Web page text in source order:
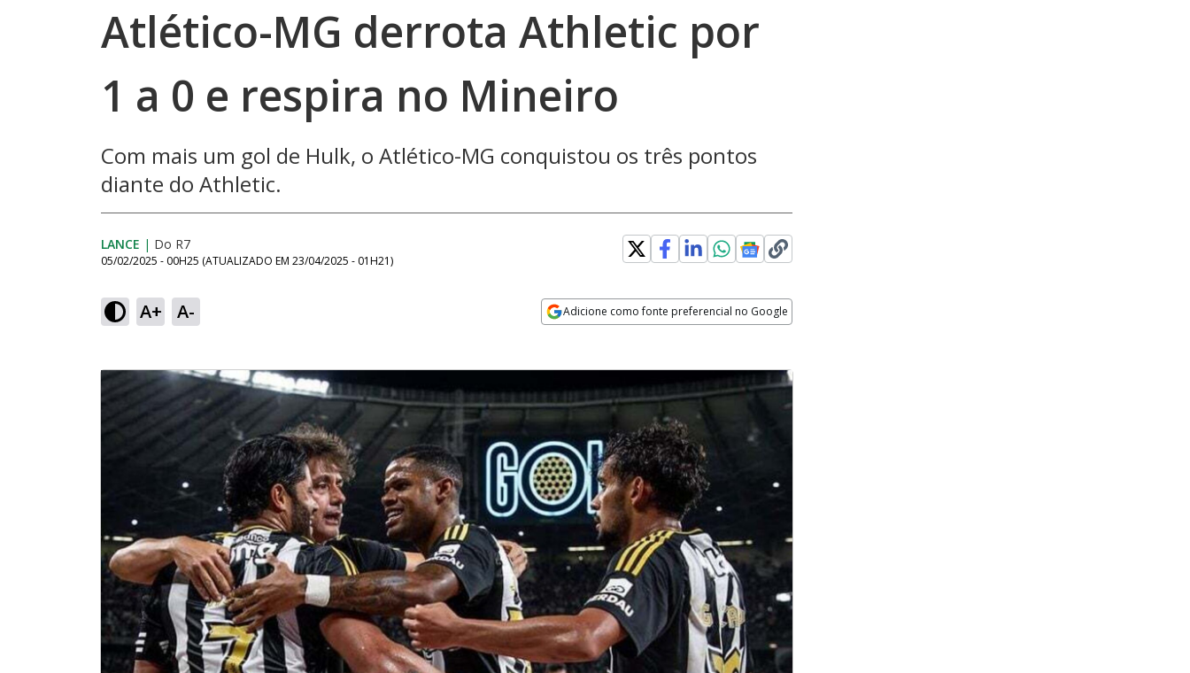
Atlético-MG derrota Athletic por
1 a 0 e respira no Mineiro
Com mais um gol de Hulk, o Atlético-MG conquistou os três pontos
diante do Athletic.
LANCE | Do R7
05/02/2025 - 00H25 (ATUALIZADO EM 23/04/2025 - 01H21)
A+ A- Adicione como fonte preferencial no Google